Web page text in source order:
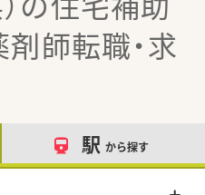
剤師転職・求
駅 から探す